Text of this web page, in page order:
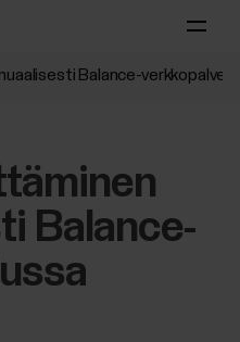
Balance-
Balance-